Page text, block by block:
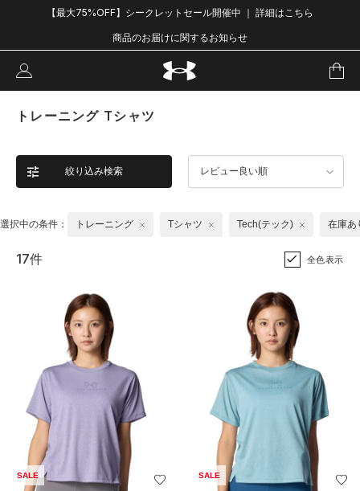
【最大75%OFF】シークレットセール開催中 ｜ 詳細はこちら
商品のお届けに関するお知らせ
トレーニング Tシャツ
絞り込み検索 レビュー良い順
選択中の条件： トレーニング Tシャツ Tech(テック) 在庫あ
17件 全色表示
SALE SALE